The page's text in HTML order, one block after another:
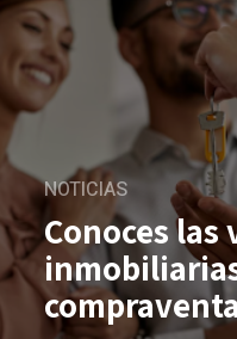
NOTICIAS
Conoces las